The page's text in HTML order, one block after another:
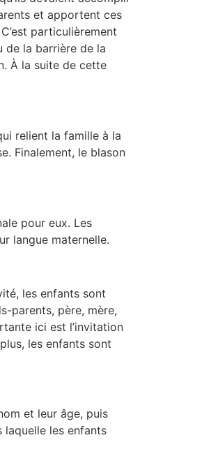
et apportent ces
particulièrement
de la barrière de la
À la suite de cette
relient la famille à la
Finalement, le blason
pour eux. Les
langue maternelle.
les enfants sont
parents, père, mère,
ici est l’invitation
les enfants sont
et leur âge, puis
laquelle les enfants